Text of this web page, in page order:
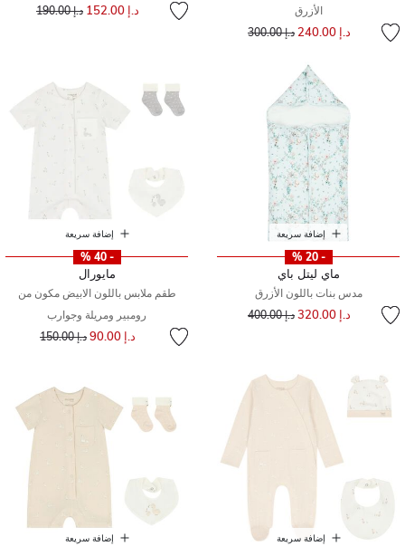
الأزرق
د.إ 240.00 سعر مخفض مند.إ 300.00
د.إ 152.00 سعر مخفض من
د.إ 190.00 إلى
إضافة سريعة
- 20 %
ماي ليتل باي
مدس بنات باللون الأزرق
د.إ 320.00 سعر مخفض مند.إ 400.00
إضافة سريعة
- 40 %
مايورال
طقم ملابس باللون الابيض مكون من
رومبير ومريلة وجوارب
د.إ 90.00 سعر مخفض من
د.إ 150.00 إلى
إضافة سريعة إضافة سريعة